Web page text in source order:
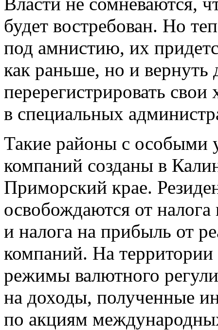
будет востребован. Но
под амнистию, их
как раньше, но и
перерегистрировать
в специальных
Такие районы с особыми
компаний созданы в
Приморский крае.
освобождаются от
и налога на прибыль от
компаний. На
режимы валютного
на доходы, полученные
по акциям